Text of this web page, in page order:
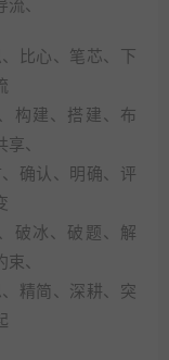
、
比心、笔芯、下
构建、搭建、布
、
确认、明确、评
破冰、破题、解
、
精简、深耕、突